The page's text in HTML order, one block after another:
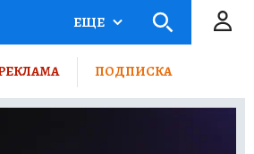
ЕЩЕ
ПОДПИСКА